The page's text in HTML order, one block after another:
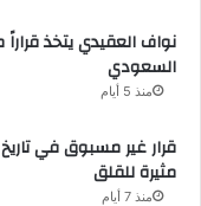
نواف العقيدي يتخذ قراراً
السعودي
منذ 5 أيام
قرار غير مسبوق في
مثيرة للقلق
منذ 7 أيام